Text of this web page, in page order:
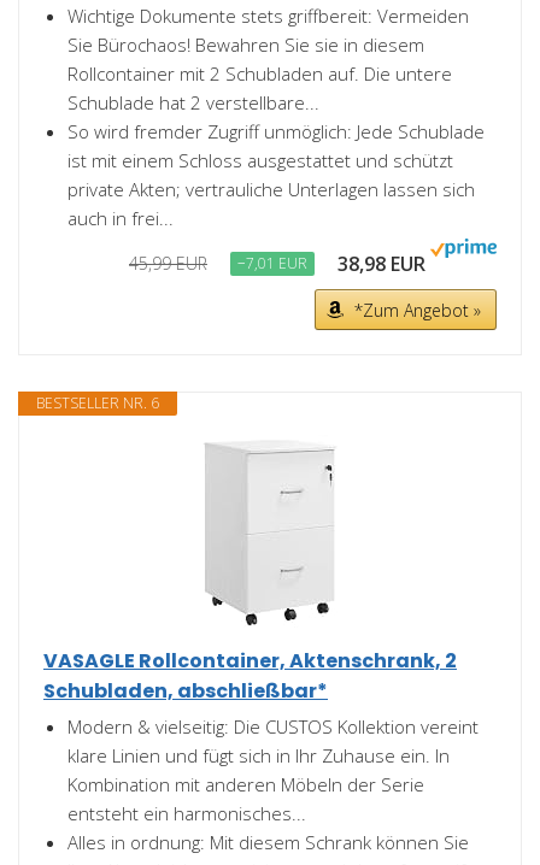
Wichtige Dokumente stets griffbereit: Vermeiden
Sie Bürochaos! Bewahren Sie sie in diesem
Rollcontainer mit 2 Schubladen auf. Die untere
Schublade hat 2 verstellbare...
So wird fremder Zugriff unmöglich: Jede Schublade
ist mit einem Schloss ausgestattet und schützt
private Akten; vertrauliche Unterlagen lassen sich
auch in frei...
45,99 EUR −7,01 EUR 38,98 EUR
*Zum Angebot »
BESTSELLER NR. 6
VASAGLE Rollcontainer, Aktenschrank, 2
Schubladen, abschließbar*
Modern & vielseitig: Die CUSTOS Kollektion vereint
klare Linien und fügt sich in Ihr Zuhause ein. In
Kombination mit anderen Möbeln der Serie
entsteht ein harmonisches...
Alles in ordnung: Mit diesem Schrank können Sie